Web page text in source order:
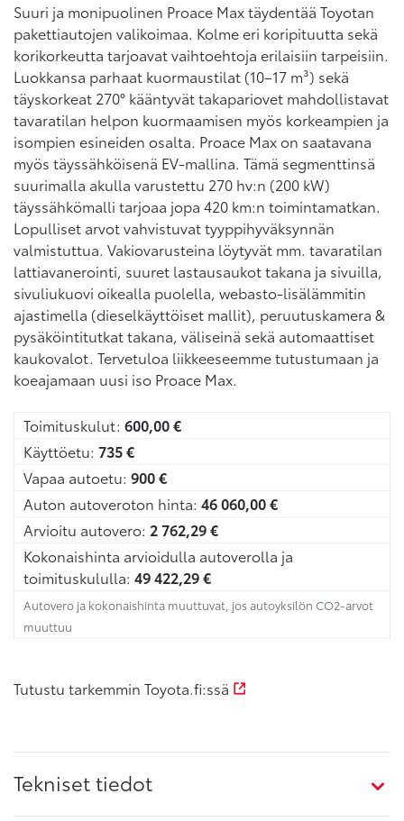
Suuri ja monipuolinen Proace Max täydentää Toyotan
pakettiautojen valikoimaa. Kolme eri koripituutta sekä
korikorkeutta tarjoavat vaihtoehtoja erilaisiin tarpeisiin.
Luokkansa parhaat kuormaustilat (10–17 m³) sekä
täyskorkeat 270° kääntyvät takapariovet mahdollistavat
tavaratilan helpon kuormaamisen myös korkeampien ja
isompien esineiden osalta. Proace Max on saatavana
myös täyssähköisenä EV-mallina. Tämä segmenttinsä
suurimalla akulla varustettu 270 hv:n (200 kW)
täyssähkömalli tarjoaa jopa 420 km:n toimintamatkan.
Lopulliset arvot vahvistuvat tyyppihyväksynnän
valmistuttua. Vakiovarusteina löytyvät mm. tavaratilan
lattiavanerointi, suuret lastausaukot takana ja sivuilla,
sivuliukuovi oikealla puolella, webasto-lisälämmitin
ajastimella (dieselkäyttöiset mallit), peruutuskamera &
pysäköintitutkat takana, väliseinä sekä automaattiset
kaukovalot. Tervetuloa liikkeeseemme tutustumaan ja
koeajamaan uusi iso Proace Max.
Toimituskulut: 600,00€
Käyttöetu: 735€
Vapaa autoetu: 900€
Auton autoveroton hinta: 46 060,00€
Arvioitu autovero: 2 762,29€
Kokonaishinta arvioidulla autoverolla ja
toimituskululla: 49 422,29€
Autovero ja kokonaishinta muuttuvat, jos autoyksilön CO2-arvot
muuttuu
Tutustu tarkemmin Toyota.fi:ssä
Tekniset tiedot